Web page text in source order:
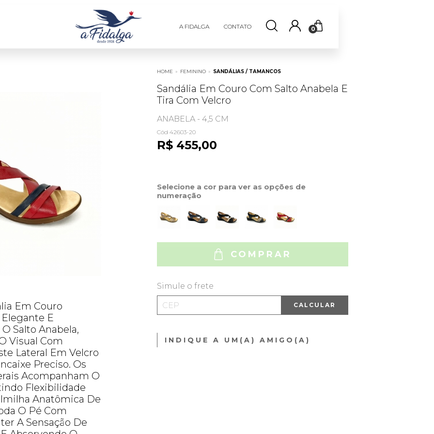
0
A FIDALGA CONTATO
Em Couro
E
Salto Anabela,
Visual Com
Lateral Em Velcro
Preciso. Os
Acompanham O
Flexibilidade
Anatômica De
O Pé Com
A Sensação De
HOME » FEMININO » SANDÁLIAS / TAMANCOS
Sandália Em Couro Com Salto Anabela E
Tira Com Velcro
ANABELA - 4,5 CM
Cód 42603-20
R$ 455,00
Selecione a cor para ver as opções de
numeração
COMPRAR
Simule o frete
CALCULAR
INDIQUE A UM(A) AMIGO(A)